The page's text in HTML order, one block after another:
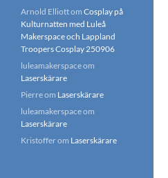
Arnold Elliottom Cosplay på
Kulturnatten med Luleå
Makerspace och Lappland
Troopers Cosplay 250906
luleamakerspaceom
Laserskärare
Pierreom Laserskärare
luleamakerspaceom
Laserskärare
Kristofferom Laserskärare